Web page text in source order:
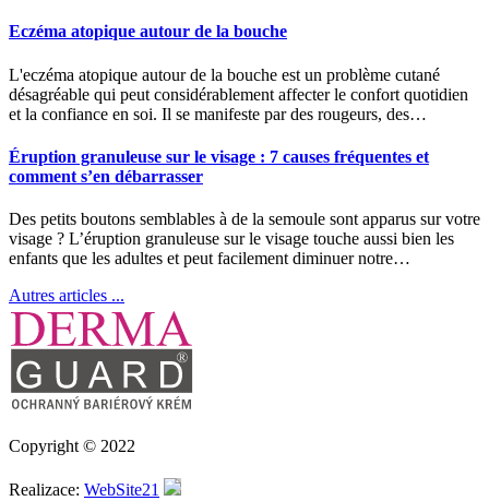
Eczéma atopique autour de la bouche
L'eczéma atopique autour de la bouche est un problème cutané
désagréable qui peut considérablement affecter le confort quotidien
et la confiance en soi. Il se manifeste par des rougeurs, des…
Éruption granuleuse sur le visage : 7 causes fréquentes et
comment s’en débarrasser
Des petits boutons semblables à de la semoule sont apparus sur votre
visage ? L’éruption granuleuse sur le visage touche aussi bien les
enfants que les adultes et peut facilement diminuer notre…
Autres articles ...
Copyright © 2022
Realizace: WebSite21